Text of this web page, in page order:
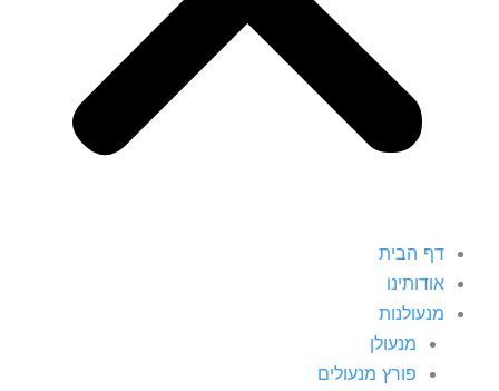
דף הבית
אודותינו
מנעולנות
מנעולן
פורץ מנעולים